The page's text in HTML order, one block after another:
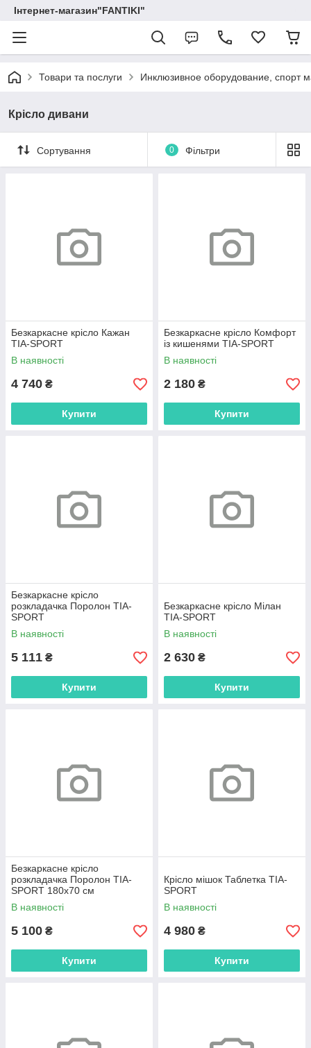
Інтернет-магазин"FANTIKI"
Товари та послуги Инклюзивное оборудование, спорт
Крісло дивани
Сортування 0 Фільтри
Безкаркасне крісло Кажан
TIA-SPORT
В наявності
4 740 ₴
Купити
Безкаркасне крісло Комфорт
із кишенями TIA-SPORT
В наявності
2 180 ₴
Купити
Безкаркасне крісло
розкладачка Поролон TIA-
SPORT
В наявності
5 111 ₴
Купити
Безкаркасне крісло Мілан
TIA-SPORT
В наявності
2 630 ₴
Купити
Безкаркасне крісло
розкладачка Поролон TIA-
SPORT 180х70 см
В наявності
5 100 ₴
Купити
Крісло мішок Таблетка TIA-
SPORT
В наявності
4 980 ₴
Купити